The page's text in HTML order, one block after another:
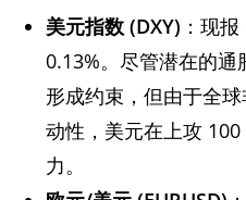
美元指数 (DXY) ：现
0.13%。尽管潜在的
形成约束，但由于全
动性，美元在上攻
力。